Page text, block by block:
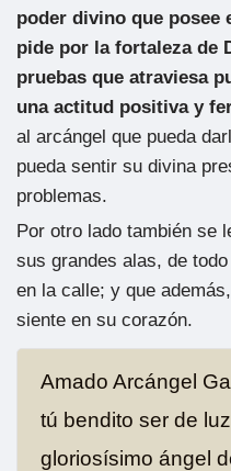
poder divino que posee
pide por la fortaleza de
pruebas que atraviesa
una actitud positiva y
al arcángel que pueda
pueda sentir su divina
problemas.
Por otro lado también se
sus grandes alas, de
en la calle; y que
siente en su corazón.
Amado Arcángel
tú bendito ser de
gloriosísimo ángel